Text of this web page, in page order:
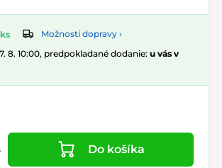
Možnosti dopravy ›
8. 10:00, predpokladané dodanie: u vás v
Do košíka